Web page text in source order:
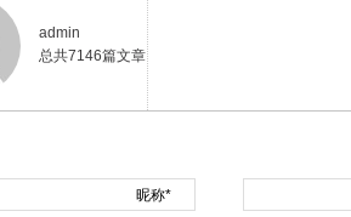
admin
总共7146篇文章
昵称*